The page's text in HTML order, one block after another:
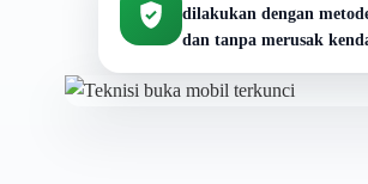
dilakukan dengan
dan tanpa merusak